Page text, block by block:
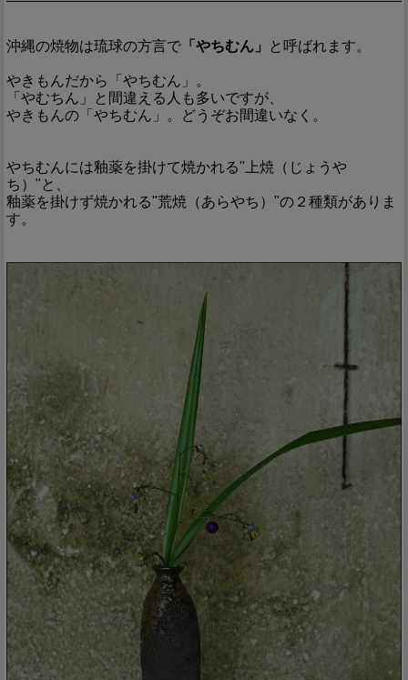
沖縄の焼物は琉球の方言で 「やちむん」 と呼ばれます。
やきもんだから「やちむん」。
「やむちん」と間違える人も多いですが、
やきもんの「やちむん」。どうぞお間違いなく。
やちむんには釉薬を掛けて焼かれる"上焼（じょうや
ち）"と、
釉薬を掛けず焼かれる"荒焼（あらやち）"の２種類がありま
す。